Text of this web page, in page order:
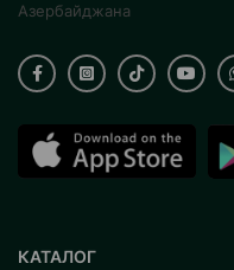
Азербайджана
КАТАЛОГ